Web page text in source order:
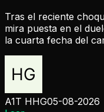
Tras el reciente
mira puesta en el
la cuarta fecha del
A1T HHG05-08-2026